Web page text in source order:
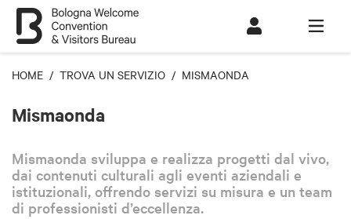
HOME / TROVA UN SERVIZIO / MISMAONDA
Mismaonda
Mismaonda sviluppa e realizza progetti dal vivo,
dai contenuti culturali agli eventi aziendali e
istituzionali, offrendo servizi su misura e un team
di professionisti d’eccellenza.